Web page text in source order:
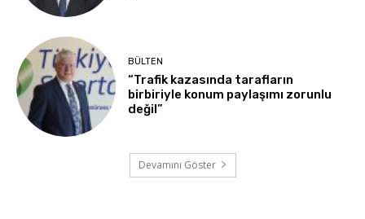
BÜLTEN
“Trafik kazasında tarafların
birbiriyle konum paylaşımı zorunlu
değil”
Devamını Göster